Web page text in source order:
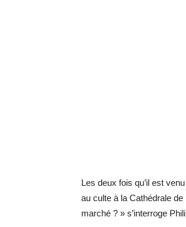
Les deux fois qu’il est
au culte à la Cathédrale de
marché ? » s’interroge